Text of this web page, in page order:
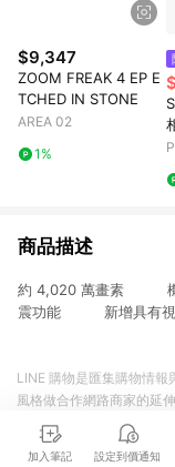
$9,347
ZOOM FREAK 4 EP E
TCHED IN STONE
AREA 02
1%
商品描述
約 4,020 萬畫素 機
震功能 新增具有視
加入筆記 設定到價通知
LINE 購物是匯集購物情
風格做合作網路商家的延
商品至各合作網路商家，
準。